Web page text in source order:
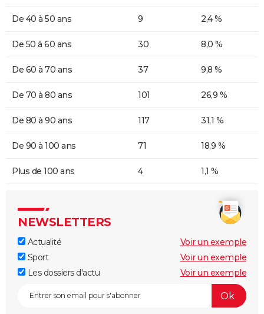
De 40 à 50 ans 9 2,4 %
De 50 à 60 ans 30 8,0 %
De 60 à 70 ans 37 9,8 %
De 70 à 80 ans 101 26,9 %
De 80 à 90 ans 117 31,1 %
De 90 à 100 ans 71 18,9 %
Plus de 100 ans 4 1,1 %
NEWSLETTERS
Actualité
Voir un exemple
Sport
Voir un exemple
Les dossiers d'actu
Voir un exemple